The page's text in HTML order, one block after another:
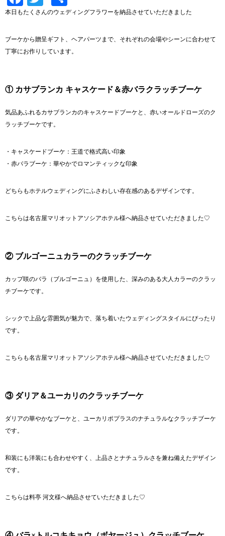
有
本日もたくさんのウェディングフラワーを納品させていただきました
ブーケから贈呈ギフト、ヘアパーツまで、それぞれの会場やシーンに合わせて
丁寧にお作りしています。
① カサブランカ キャスケード＆赤バラクラッチブーケ
気品あふれるカサブランカのキャスケードブーケと、赤いオールドローズのク
ラッチブーケです。
・キャスケードブーケ：王道で格式高い印象
・赤バラブーケ：華やかでロマンティックな印象
どちらもホテルウェディングにふさわしい存在感のあるデザインです。
こちらは名古屋マリオットアソシアホテル様へ納品させていただきました♡
② ブルゴーニュカラーのクラッチブーケ
カップ咲のバラ（ブルゴーニュ）を使用した、深みのある大人カラーのクラッ
チブーケです。
シックで上品な雰囲気が魅力で、落ち着いたウェディングスタイルにぴったり
です。
こちらも名古屋マリオットアソシアホテル様へ納品させていただきました♡
③ ダリア＆ユーカリのクラッチブーケ
ダリアの華やかなブーケと、ユーカリポプラスのナチュラルなクラッチブーケ
です。
和装にも洋装にも合わせやすく、上品さとナチュラルさを兼ね備えたデザイン
です。
こちらは料亭 河文様へ納品させていただきました♡